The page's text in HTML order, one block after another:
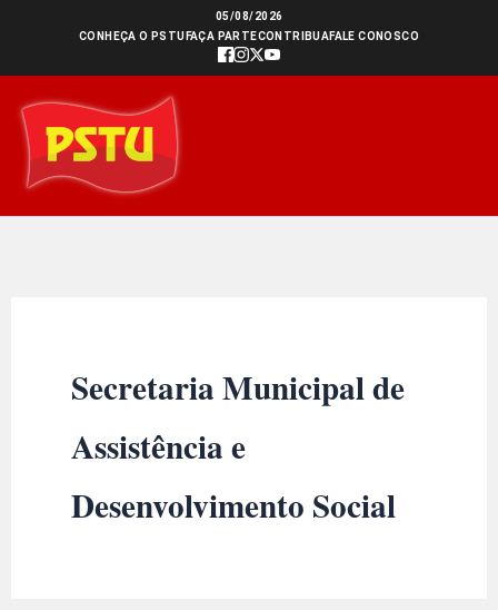
conteúdo
05/08/2026
CONHEÇA O PSTU FAÇA PARTECONTRIBUAFALE CONOSCO
Secretaria Municipal de
Assistência e
Desenvolvimento Social